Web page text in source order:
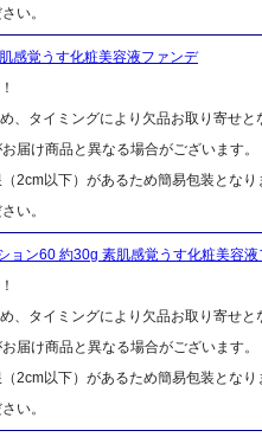
い。
感覚うす化粧美容液ファンデ
、タイミングにより欠品お取り寄せ
届け商品と異なる場合がございます
2cm以下）があるため簡易包装とな
い。
ョン60 約30g 素肌感覚うす化粧美容
、タイミングにより欠品お取り寄せ
届け商品と異なる場合がございます
2cm以下）があるため簡易包装とな
い。